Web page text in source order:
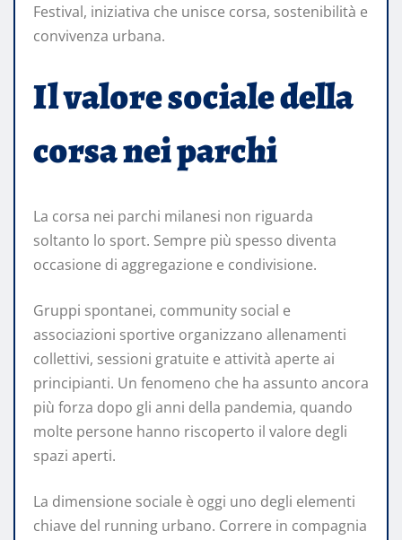
Festival, iniziativa che unisce corsa, sostenibilità e
convivenza urbana.
Il valore sociale della
corsa nei parchi
La corsa nei parchi milanesi non riguarda
soltanto lo sport. Sempre più spesso diventa
occasione di aggregazione e condivisione.
Gruppi spontanei, community social e
associazioni sportive organizzano allenamenti
collettivi, sessioni gratuite e attività aperte ai
principianti. Un fenomeno che ha assunto ancora
più forza dopo gli anni della pandemia, quando
molte persone hanno riscoperto il valore degli
spazi aperti.
La dimensione sociale è oggi uno degli elementi
chiave del running urbano. Correre in compagnia